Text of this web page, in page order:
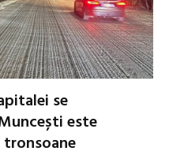
se
este